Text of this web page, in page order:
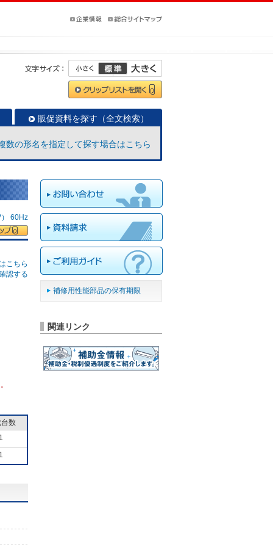
販促資料を探す（全文検索）
数の形名を指定して探す場合はこちら
60Hz
こちら
認する
数
補修用性能部品の保有期限
関連リンク